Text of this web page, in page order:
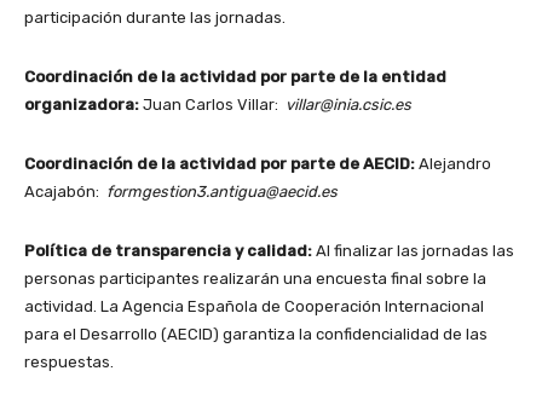
participación durante las jornadas.
Coordinación de la actividad por parte de la entidad
organizadora: Juan Carlos Villar: villar@inia.csic.es
Coordinación de la actividad por parte de AECID: Alejandro
Acajabón: formgestion3.antigua@aecid.es
Política de transparencia y calidad: Al finalizar las jornadas las
personas participantes realizarán una encuesta final sobre la
actividad. La Agencia Española de Cooperación Internacional
para el Desarrollo (AECID) garantiza la confidencialidad de las
respuestas.